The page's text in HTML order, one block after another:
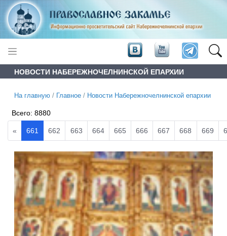
НОВОСТИ НАБЕРЕЖНОЧЕЛНИНСКОЙ ЕПАРХИИ
На главную / Главное / Новости Набережночелнинской епархии
Всего:8880
« 661 662 663 664 665 666 667 668 669